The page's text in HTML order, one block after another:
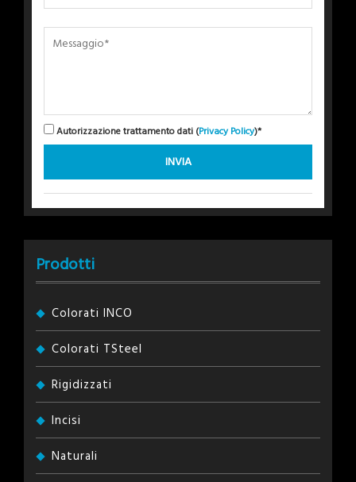
Autorizzazione trattamento dati (Privacy Policy)*
Prodotti
Colorati INCO
Colorati TSteel
Rigidizzati
Incisi
Naturali